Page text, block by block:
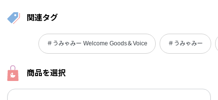
関連タグ
＃うみゃみー Welcome Goods＆Voice ＃うみゃみー
商品を選択